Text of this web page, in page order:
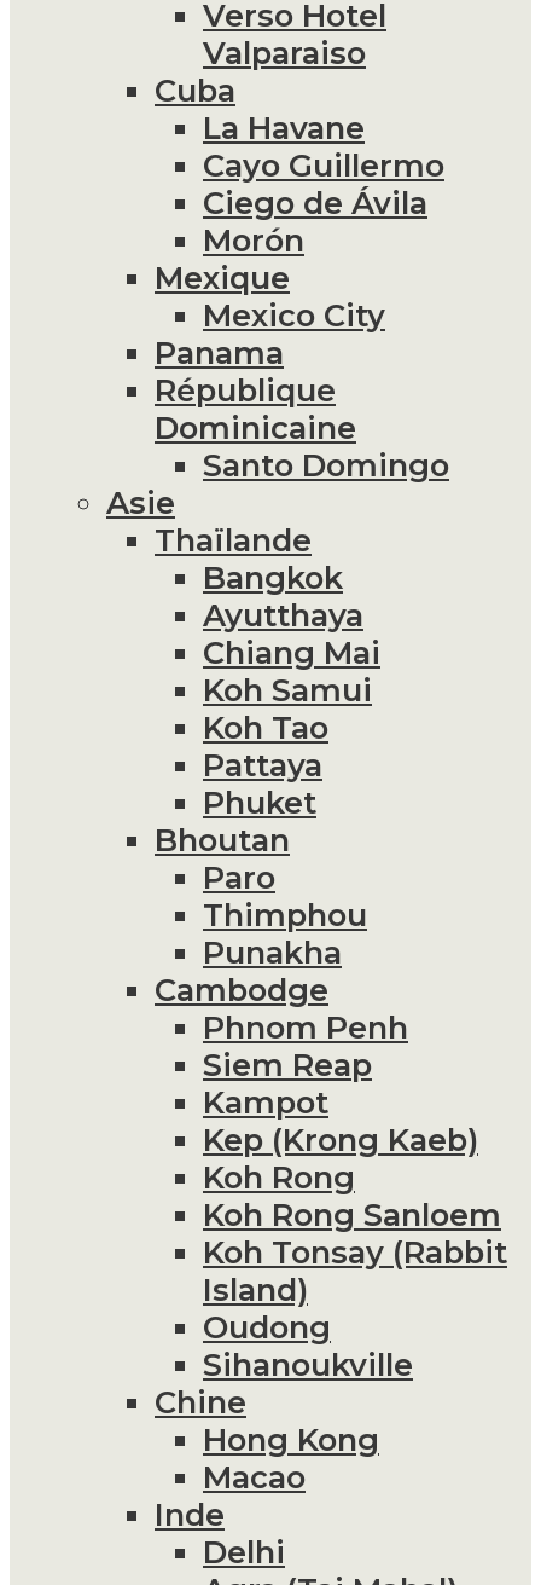
Verso Hotel
Valparaiso
Cuba
La Havane
Cayo Guillermo
Ciego de Ávila
Morón
Mexique
Mexico City
Panama
République
Dominicaine
Santo Domingo
Asie
Thaïlande
Bangkok
Ayutthaya
Chiang Mai
Koh Samui
Koh Tao
Pattaya
Phuket
Bhoutan
Paro
Thimphou
Punakha
Cambodge
Phnom Penh
Siem Reap
Kampot
Kep (Krong Kaeb)
Koh Rong
Koh Rong Sanloem
Koh Tonsay (Rabbit
Island)
Oudong
Sihanoukville
Chine
Hong Kong
Macao
Inde
Delhi